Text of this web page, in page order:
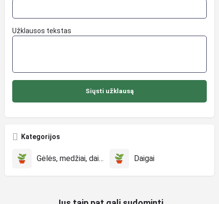
Užklausos tekstas
Kategorijos
Gėlės, medžiai, daigai Daigai